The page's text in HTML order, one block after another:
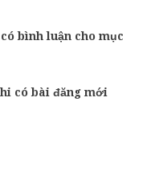
bình luận cho mục
có bài đăng mới